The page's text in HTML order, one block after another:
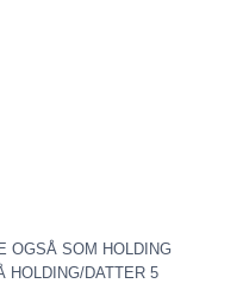
OGSÅ SOM HOLDING
HOLDING/DATTER 5